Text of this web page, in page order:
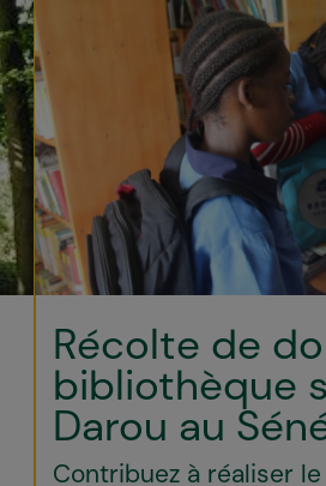
Récolte de
bibliothèque
Darou au
Contribuez à réaliser